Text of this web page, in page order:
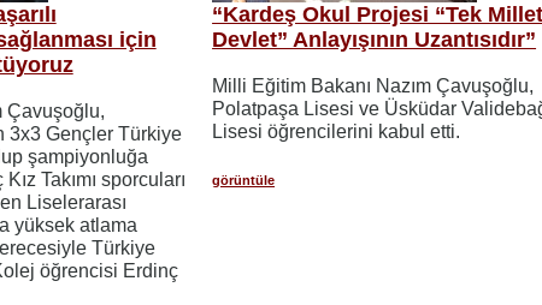
için
Çavuşoğlu,
3x3 Gençler Türkiye
şampiyonluğa
Takımı sporcuları
Liselerarası
yüksek atlama
Türkiye
öğrencisi Erdinç
“Kardeş Okul Projesi “Tek
Devlet” Anlayışının Uzantısıdır”
Milli Eğitim Bakanı Nazım Çavuşoğlu,
Polatpaşa Lisesi ve Üsküdar
Lisesi öğrencilerini kabul etti.
görüntüle